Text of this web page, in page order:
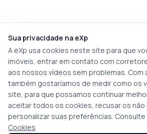
Sua privacidade na eXp
A eXp usa cookies neste site para que
imóveis, entrar em contato com
aos nossos vídeos sem problemas. Com
também gostaríamos de medir como os
site, para que possamos continuar
aceitar todos os cookies, recusar os não
personalizar suas preferências. Consulte
Cookies